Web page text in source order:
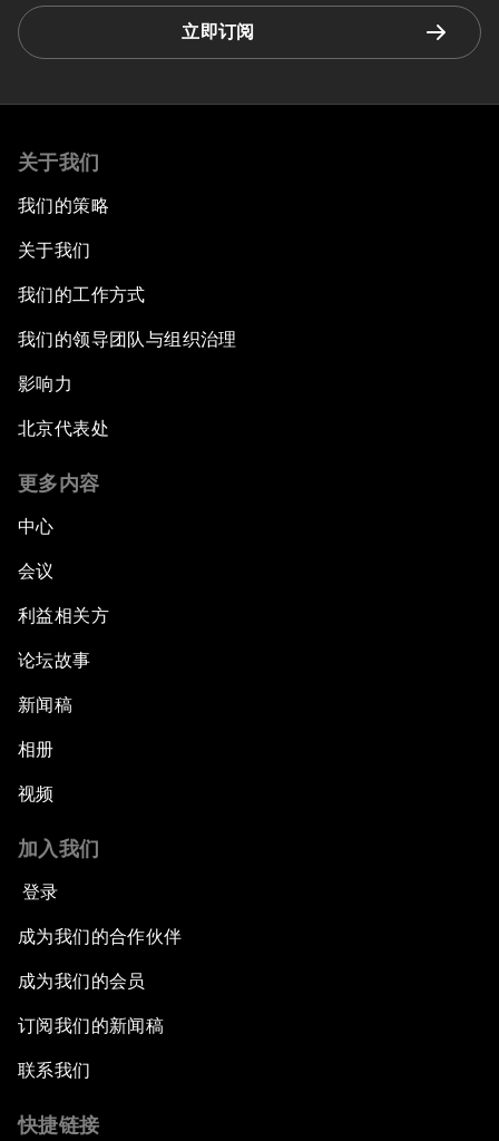
立即订阅
关于我们
我们的策略
关于我们
我们的工作方式
我们的领导团队与组织治理
影响力
北京代表处
更多内容
中心
会议
利益相关方
论坛故事
新闻稿
相册
视频
加入我们
登录
成为我们的合作伙伴
成为我们的会员
订阅我们的新闻稿
联系我们
快捷链接